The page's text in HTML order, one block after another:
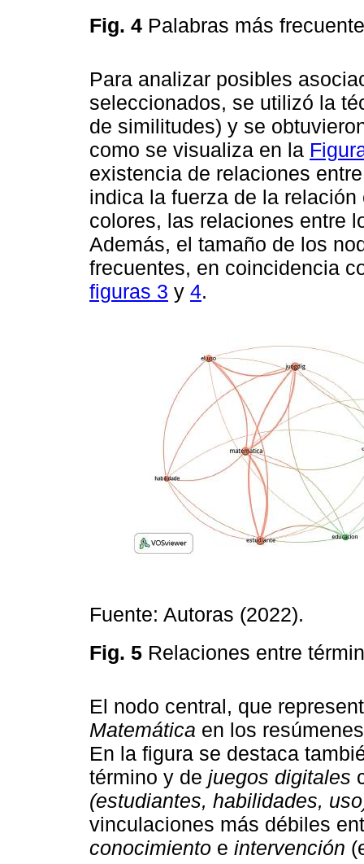
Fig. 4 Palabras más
Para analizar posibles
seleccionados, se utilizó la
de similitudes) y se
como se visualiza en la
existencia de relaciones
indica la fuerza de la
colores, las relaciones entre
Además, el tamaño de los
frecuentes, en coincidencia
figuras 3 y 4.
Fuente: Autoras (2022).
Fig. 5 Relaciones entre
El nodo central, que
Matemática en los
En la figura se destaca
término y de juegos digitales
(estudiantes, habilidades,
vinculaciones más débiles
conocimiento e intervención